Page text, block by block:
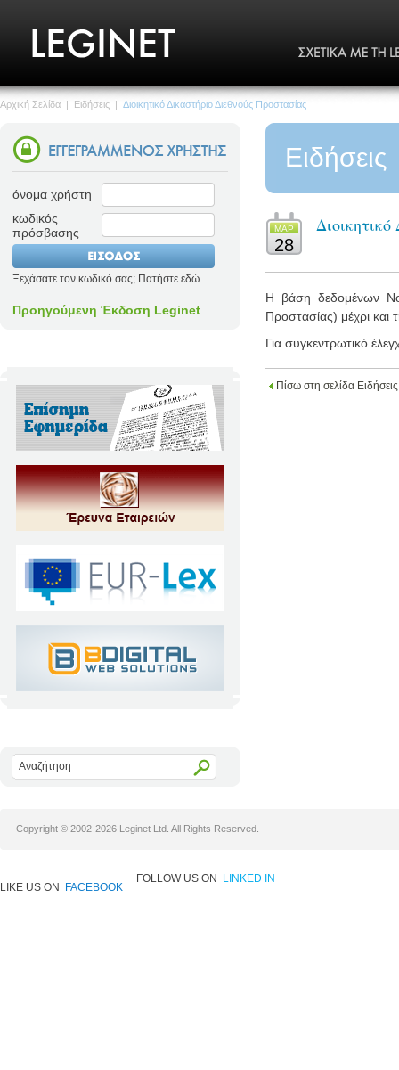
Αρχική Σελίδα | Ειδήσεις | Διοικητικό Δικαστήριο Διεθνούς Προστασίας
όνομα χρήστη
κωδικός
πρόσβασης
Ξεχάσατε τον κωδικό σας; Πατήστε εδώ
Προηγούμενη Έκδοση Leginet
Ειδήσεις
ΜΑΡ
28
Η βάση δεδομένων
Προστασίας) μέχρι και
Για συγκεντρωτικό
Πίσω στη σελίδα Ειδήσεις
Copyright © 2002-2026 Leginet Ltd. All Rights Reserved.
LIKE US ON FACEBOOK
FOLLOW US ON LINKED IN